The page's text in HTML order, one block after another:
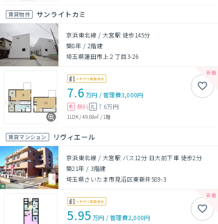
賃貸物件 サンライトカミ
京浜東北線 / 大宮駅 徒歩145分
築8年 / 2階建
埼玉県蓮田市上２丁目3-26
7.6 万円 /管理費3,000円
敷 無料 礼 7.6万円
1LDK/49.68㎡ /1階
賃貸マンション リヴィエール
京浜東北線 / 大宮駅 バス12分 日大前下車 徒歩2分
築21年 / 3階建
埼玉県さいたま市見沼区東新井589-3
5.95 万円 /管理費2,000円